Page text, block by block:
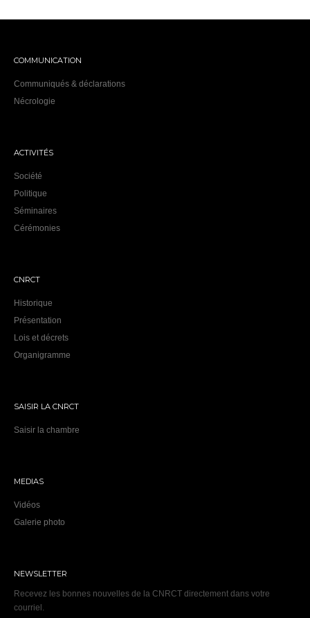
COMMUNICATION
Communiqués & déclarations
Nécrologie
ACTIVITÉS
Société
Politique
Séminaires
Cérémonies
CNRCT
Historique
Présentation
Lois et décrets
Organigramme
SAISIR LA CNRCT
Saisir la chambre
MEDIAS
Vidéos
Galerie photo
NEWSLETTER
Recevez les bonnes nouvelles de la CNRCT directement dans votre
courriel.